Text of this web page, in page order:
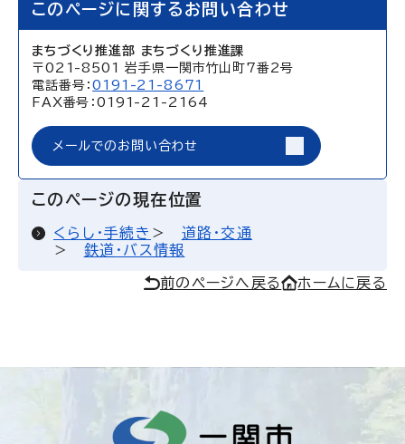
このページに関するお問い合わせ
まちづくり推進部 まちづくり推進課
〒021-8501 岩手県一関市竹山町7番2号
電話番号：0191-21-8671
FAX番号：0191-21-2164
メールでのお問い合わせ
このページの現在位置
くらし・手続き
道路・交通
鉄道・バス情報
前のページへ戻る ホームに戻る